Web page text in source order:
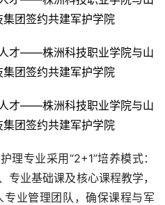
理专业采用“2+1”培养模式：
业基础课及核心课程教学，
业管理团队，确保课程与军